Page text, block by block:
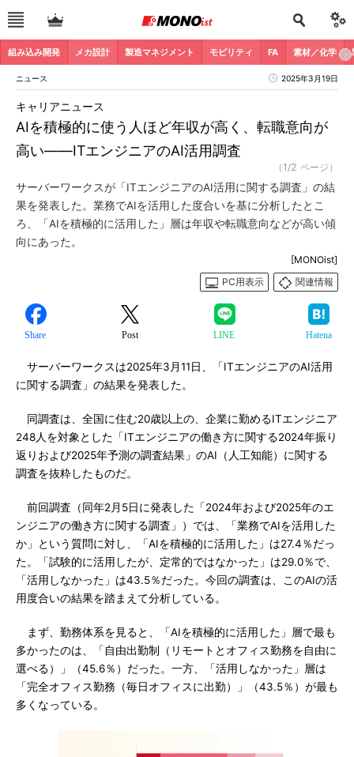
組み込み開発 メカ設計 製造マネジメント モビリティ FA 素材／化学
ニュース 2025年3月19日
AIを積極的に使う人ほど年収が高く、転職意向が
高い――ITエンジニアのAI活用調査
キャリアニュース
（1/2 ページ）
サーバーワークスが「ITエンジニアのAI活用に関する調査」の結
果を発表した。業務でAIを活用した度合いを基に分析したとこ
ろ、「AIを積極的に活用した」層は年収や転職意向などが高い傾
向にあった。
[MONOist]
PC用表示
関連情報
Share Post LINE Hatena
サーバーワークスは2025年3月11日、「ITエンジニアのAI活用
に関する調査」の結果を発表した。
同調査は、全国に住む20歳以上の、企業に勤めるITエンジニア
248人を対象とした「ITエンジニアの働き方に関する2024年振り
返りおよび2025年予測の調査結果」のAI（人工知能）に関する
調査を抜粋したものだ。
前回調査（同年2月5日に発表した「2024年および2025年のエ
ンジニアの働き方に関する調査」）では、「業務でAIを活用した
か」という質問に対し、「AIを積極的に活用した」は27.4％だっ
た。「試験的に活用したが、定常的ではなかった」は29.0％で、
「活用しなかった」は43.5％だった。今回の調査は、このAIの活
用度合いの結果を踏まえて分析している。
まず、勤務体系を見ると、「AIを積極的に活用した」層で最も
多かったのは、「自由出勤制（リモートとオフィス勤務を自由に
選べる）」（45.6％）だった。一方、「活用しなかった」層は
「完全オフィス勤務（毎日オフィスに出勤）」（43.5％）が最も
多くなっている。